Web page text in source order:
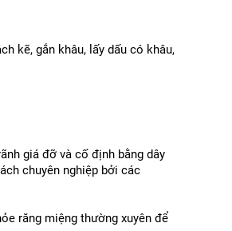
kẽ, gắn khâu, lấy dấu có khâu,
giá đỡ và cố định bằng dây
chuyên nghiệp bởi các
răng miệng thường xuyên để